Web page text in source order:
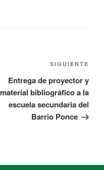
SIGUIENTE
Entrega de proyector y
material bibliográfico a la
escuela secundaria del
Barrio Ponce